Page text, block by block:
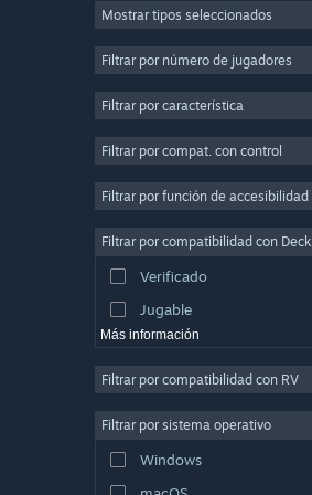
Multijugador masivo
Casuales
Simuladores
Producción de video
Edición fotográfica
Mostrar tipos seleccionados
Filtrar por número de jugadores
Filtrar por característica
Filtrar por compat. con control
Filtrar por función de accesibilidad
Filtrar por compatibilidad con Deck
Verificado
Jugable
Más información
Filtrar por compatibilidad con RV
Filtrar por sistema operativo
Windows